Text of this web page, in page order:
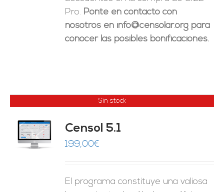
Pro. Ponte en contacto con
nosotros en info@censolar.org para
conocer las posibles bonificaciones.
Sin stock
Censol 5.1
199,00€
El programa constituye una valiosa